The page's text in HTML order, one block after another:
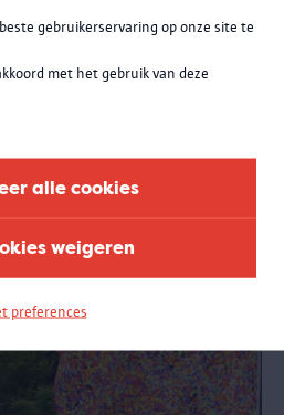
gebruikerservaring op onze site te
met het gebruik van deze
alle cookies
weigeren
preferences
curatoren Rachid Atia en Roselyne
opmerkelijke verhalen achter de
meer te weten over de bijzondere
sportlandschap.